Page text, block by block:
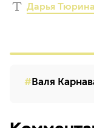
Дарья Тюрина
Валя